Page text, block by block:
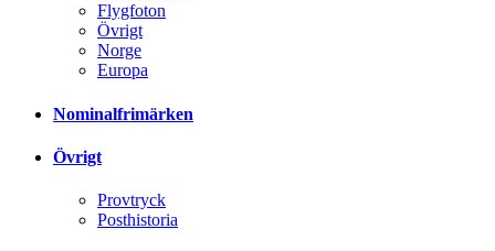
Flygfoton
Övrigt
Norge
Europa
Nominalfrimärken
Övrigt
Provtryck
Posthistoria